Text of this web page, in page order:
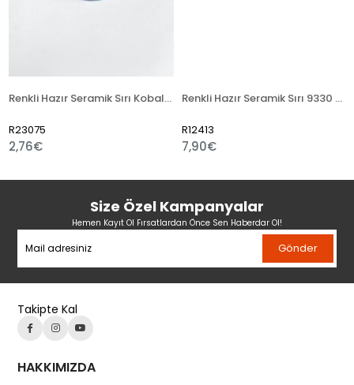
Renkli Hazır Seramik Sırı Kobalt Siyah 789 (1050°C) Renkli Hazır Seramik Sırı 9330 Atlantik Turkuaz
Size Özel Kampanyalar
Hemen Kayıt Ol Fırsatlardan Önce Sen Haberdar Ol!
Gönder
Takipte Kal
HAKKIMIZDA